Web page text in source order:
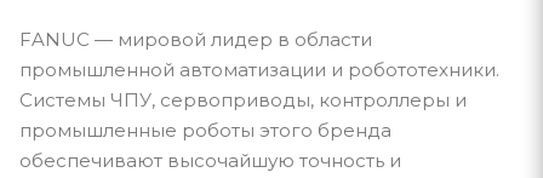
FANUC — мировой лидер в области
промышленной автоматизации и робототехники.
Системы ЧПУ, сервоприводы, контроллеры и
промышленные роботы этого бренда
обеспечивают высочайшую точность и